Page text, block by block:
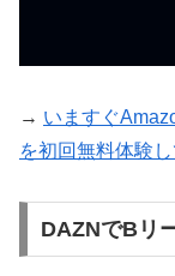
→ いますぐ
を初回無料体験
DAZNでBリ